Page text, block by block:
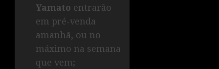
Yamato entrarão
em pré-venda
amanhã, ou no
máximo na semana
que vem;